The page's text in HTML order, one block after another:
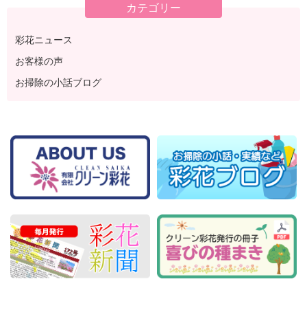
カテゴリー
彩花ニュース
お客様の声
お掃除の小話ブログ